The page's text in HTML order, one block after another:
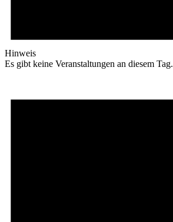
Hinweis
Es gibt keine Veranstaltungen an diesem Tag.